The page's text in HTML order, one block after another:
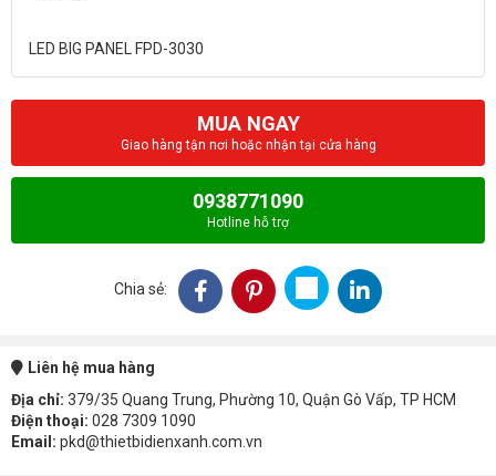
MUA NGAY
Giao hàng tận nơi hoặc nhận tại cửa hàng
0938771090
Hotline hỗ trợ
Chia sẻ:
Liên hệ mua hàng
Địa chỉ: 379/35 Quang Trung, Phường 10, Quận Gò Vấp, TP HCM
Điện thoại: 028 7309 1090
Email: pkd@thietbidienxanh.com.vn